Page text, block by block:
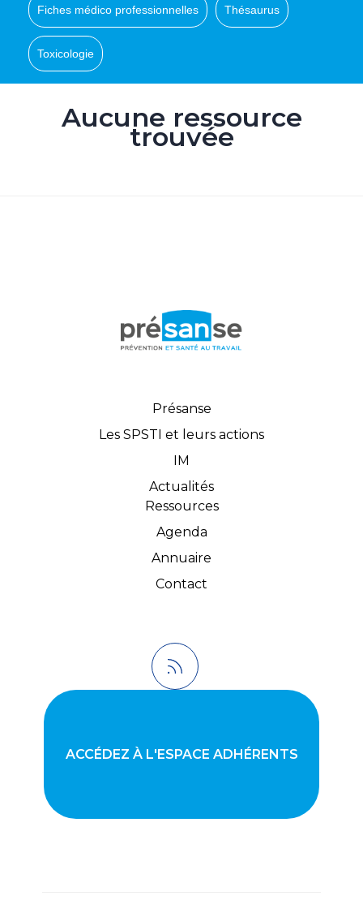
Fiches médico professionnelles Thésaurus
Toxicologie
Aucune ressource
trouvée
Présanse
Les SPSTI et leurs actions
IM
Actualités
Ressources
Agenda
Annuaire
Contact
ACCÉDEZ À L'ESPACE ADHÉRENTS